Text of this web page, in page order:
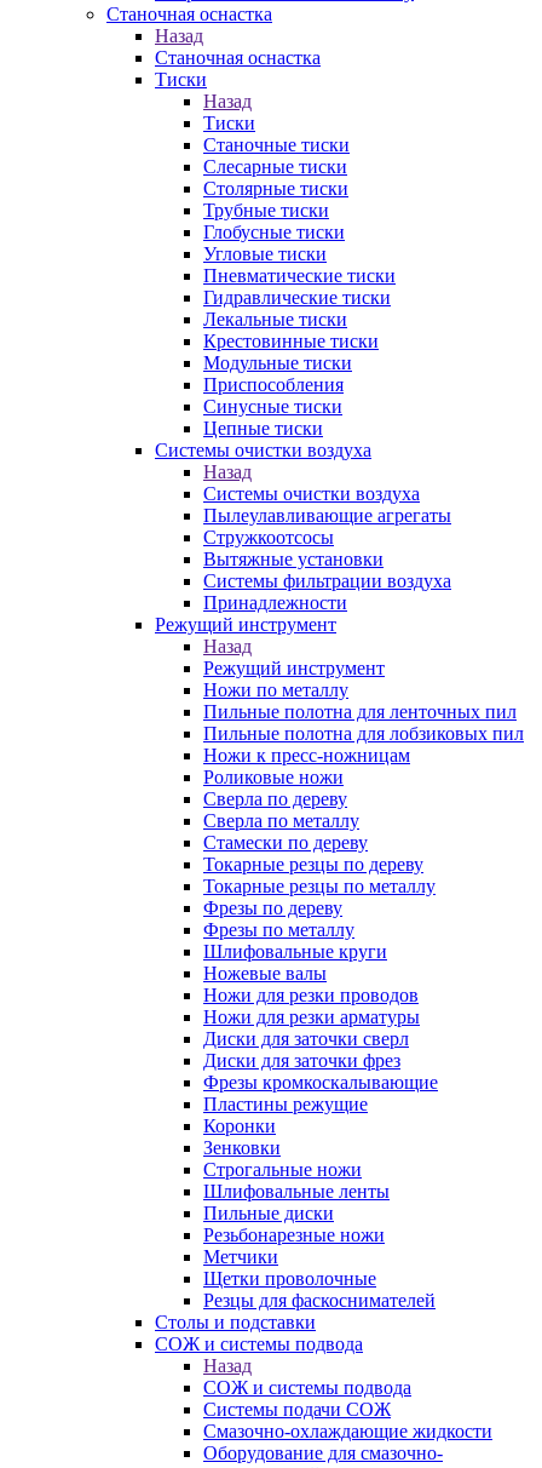
Станочная оснастка
Назад
Станочная оснастка
Тиски
Назад
Тиски
Станочные тиски
Слесарные тиски
Столярные тиски
Трубные тиски
Глобусные тиски
Угловые тиски
Пневматические тиски
Гидравлические тиски
Лекальные тиски
Крестовинные тиски
Модульные тиски
Приспособления
Синусные тиски
Цепные тиски
Системы очистки воздуха
Назад
Системы очистки воздуха
Пылеулавливающие агрегаты
Стружкоотсосы
Вытяжные установки
Системы фильтрации воздуха
Принадлежности
Режущий инструмент
Назад
Режущий инструмент
Ножи по металлу
Пильные полотна для ленточных пил
Пильные полотна для лобзиковых пил
Ножи к пресс-ножницам
Роликовые ножи
Сверла по дереву
Сверла по металлу
Стамески по дереву
Токарные резцы по дереву
Токарные резцы по металлу
Фрезы по дереву
Фрезы по металлу
Шлифовальные круги
Ножевые валы
Ножи для резки проводов
Ножи для резки арматуры
Диски для заточки сверл
Диски для заточки фрез
Фрезы кромкоскалывающие
Пластины режущие
Коронки
Зенковки
Строгальные ножи
Шлифовальные ленты
Пильные диски
Резьбонарезные ножи
Метчики
Щетки проволочные
Резцы для фаскоснимателей
Столы и подставки
СОЖ и системы подвода
Назад
СОЖ и системы подвода
Системы подачи СОЖ
Смазочно-охлаждающие жидкости
Оборудование для смазочно-